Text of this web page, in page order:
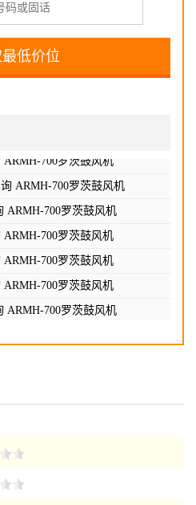
ARMH-700罗茨鼓风机
ARMH-700罗茨鼓风机
询ARMH-700罗茨鼓风机
ARMH-700罗茨鼓风机
ARMH-700罗茨鼓风机
ARMH-700罗茨鼓风机
ARMH-700罗茨鼓风机
ARMH-700罗茨鼓风机
ARMH-700罗茨鼓风机